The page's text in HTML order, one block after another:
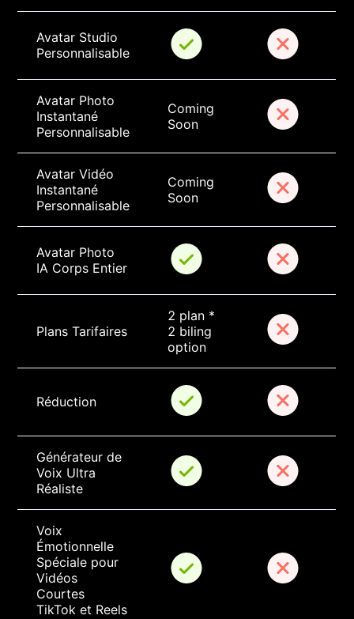
Avatar Studio
Personnalisable
Avatar Photo
Instantané
Personnalisable
Coming
Soon
Avatar Vidéo
Instantané
Personnalisable
Coming
Soon
Avatar Photo
IA Corps Entier
Plans Tarifaires
2 plan *
2 biling
option
Réduction
Générateur de
Voix Ultra
Réaliste
Voix
Émotionnelle
Spéciale pour
Vidéos
Courtes
TikTok et Reels